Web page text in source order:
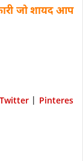
जो शायद आप
Twitter| Pinteres